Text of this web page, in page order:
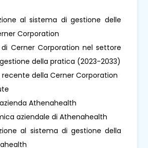
al sistema di gestione delle
Corporation
di Cerner Corporation nel settore
della pratica (2023-2033)
recente della Cerner Corporation
azienda Athenahealth
aziendale di Athenahealth
al sistema di gestione della